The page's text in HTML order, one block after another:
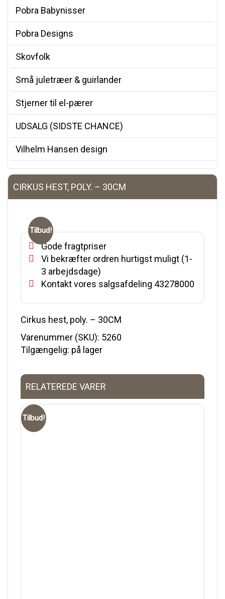
Pobra Babynisser
Pobra Designs
Skovfolk
Små juletræer & guirlander
Stjerner til el-pærer
UDSALG (SIDSTE CHANCE)
Vilhelm Hansen design
CIRKUS HEST, POLY. – 30CM
Tilbud!
Gode fragtpriser
Vi bekræfter ordren hurtigst muligt (1-
3 arbejdsdage)
Kontakt vores salgsafdeling 43278000
Cirkus hest, poly. – 30CM
Varenummer (SKU): 5260
Tilgængelig: på lager
RELATEREDE VARER
Tilbud!